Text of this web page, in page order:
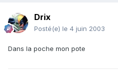
Drix
Posté(e) le 4 juin 2003
Dans la poche mon pote